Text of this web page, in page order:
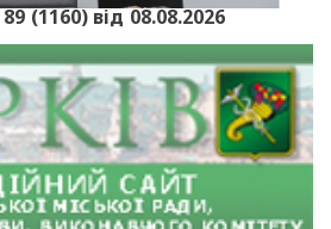
(1160) від 08.08.2026